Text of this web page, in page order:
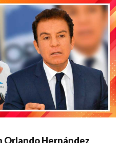
Orlando Hernández